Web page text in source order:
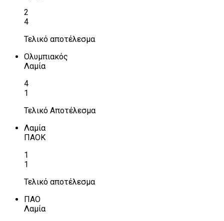
2
4
Τελικό αποτέλεσμα
Ολυμπιακός
Λαμία
4
1
Τελικό Αποτέλεσμα
Λαμία
ΠΑΟΚ
1
1
Τελικό αποτέλεσμα
ΠΑΟ
Λαμία